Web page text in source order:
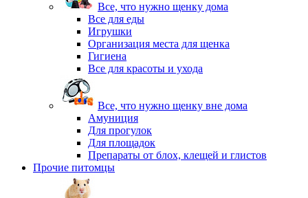
Все, что нужно щенку дома
Все для еды
Игрушки
Организация места для щенка
Гигиена
Все для красоты и ухода
Все, что нужно щенку вне дома
Амуниция
Для прогулок
Для площадок
Препараты от блох, клещей и глистов
Прочие питомцы